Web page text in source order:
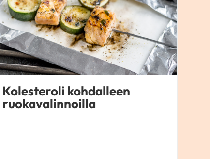
Kolesteroli kohdalleen
ruokavalinnoilla